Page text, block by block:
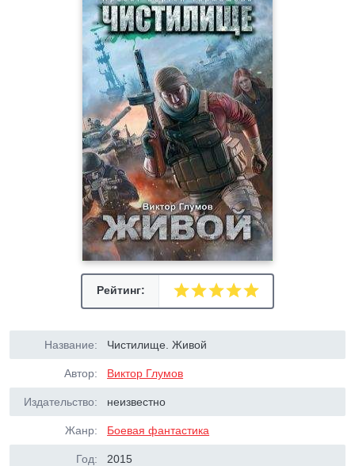
Рейтинг:
Название: Чистилище. Живой
Автор: Виктор Глумов
Издательство: неизвестно
Жанр: Боевая фантастика
Год: 2015